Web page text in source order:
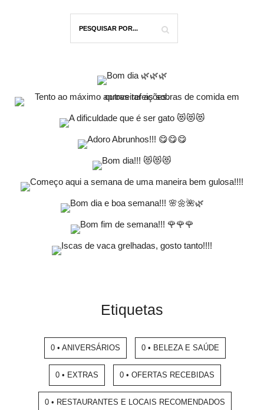
Etiquetas
0 • ANIVERSÁRIOS 0 • BELEZA E SAÚDE
0 • EXTRAS 0 • OFERTAS RECEBIDAS
0 • RESTAURANTES E LOCAIS RECOMENDADOS